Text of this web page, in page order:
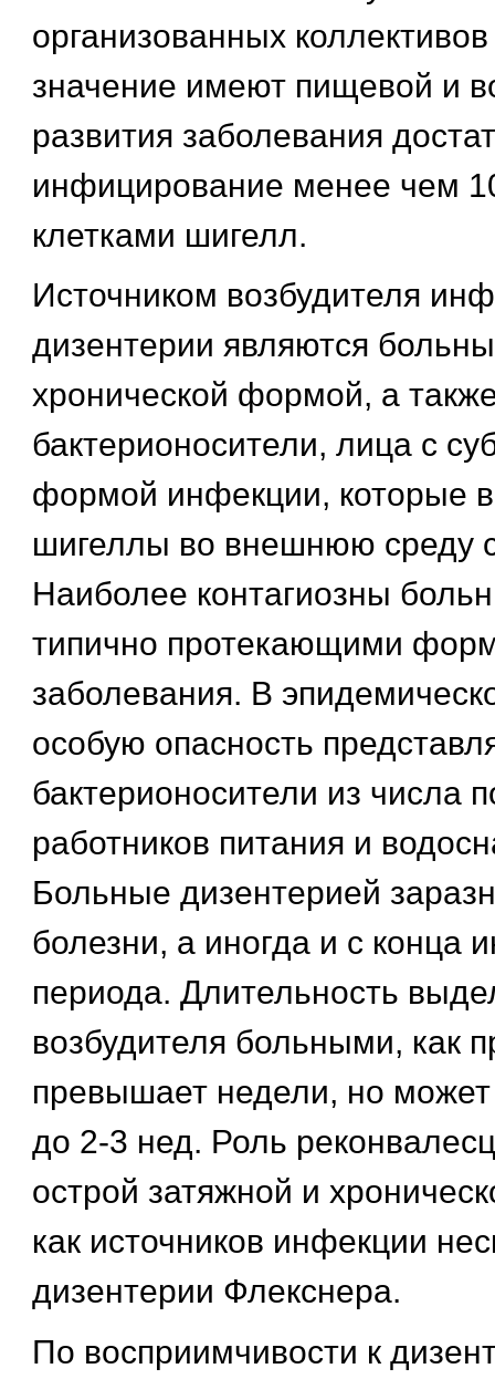
организованных
значение имеют пищевой и
развития заболевания
инфицирование менее чем
клетками шигелл.
Источником возбудителя
дизентерии являются
хронической формой, а
бактерионосители, лица с
формой инфекции, которые
шигеллы во внешнюю среду
Наиболее контагиозны
типично протекающими
заболевания. В
особую опасность
бактерионосители из числа
работников питания и
Больные дизентерией
болезни, а иногда и с конца
периода. Длительность
возбудителя больными, как
превышает недели, но может
до 2-3 нед. Роль
острой затяжной и
как источников инфекции
дизентерии Флекснера.
По восприимчивости к